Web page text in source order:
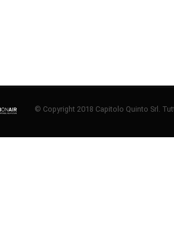
© Copyright 2018 Capitolo Quinto Srl.